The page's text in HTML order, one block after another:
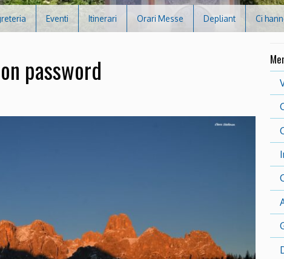
Eventi Itinerari Orari Messe Depliant Ci
password